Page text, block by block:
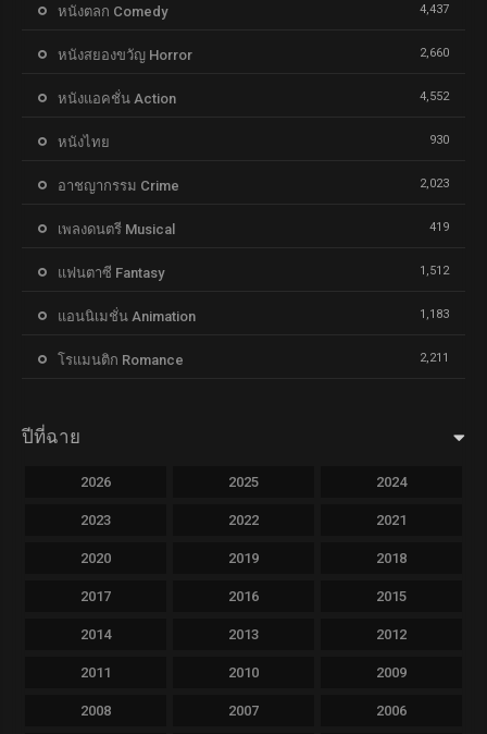
หนังตลก Comedy 4,437
หนังสยองขวัญ Horror 2,660
หนังแอคชั่น Action 4,552
หนังไทย 930
อาชญากรรม Crime 2,023
เพลงดนตรี Musical 419
แฟนตาซี Fantasy 1,512
แอนนิเมชั่น Animation 1,183
โรแมนติก Romance 2,211
ปีที่ฉาย
2026 2025 2024
2023 2022 2021
2020 2019 2018
2017 2016 2015
2014 2013 2012
2011 2010 2009
2008 2007 2006